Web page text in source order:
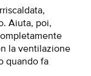
Aiuta, poi,
la ventilazione
quando fa